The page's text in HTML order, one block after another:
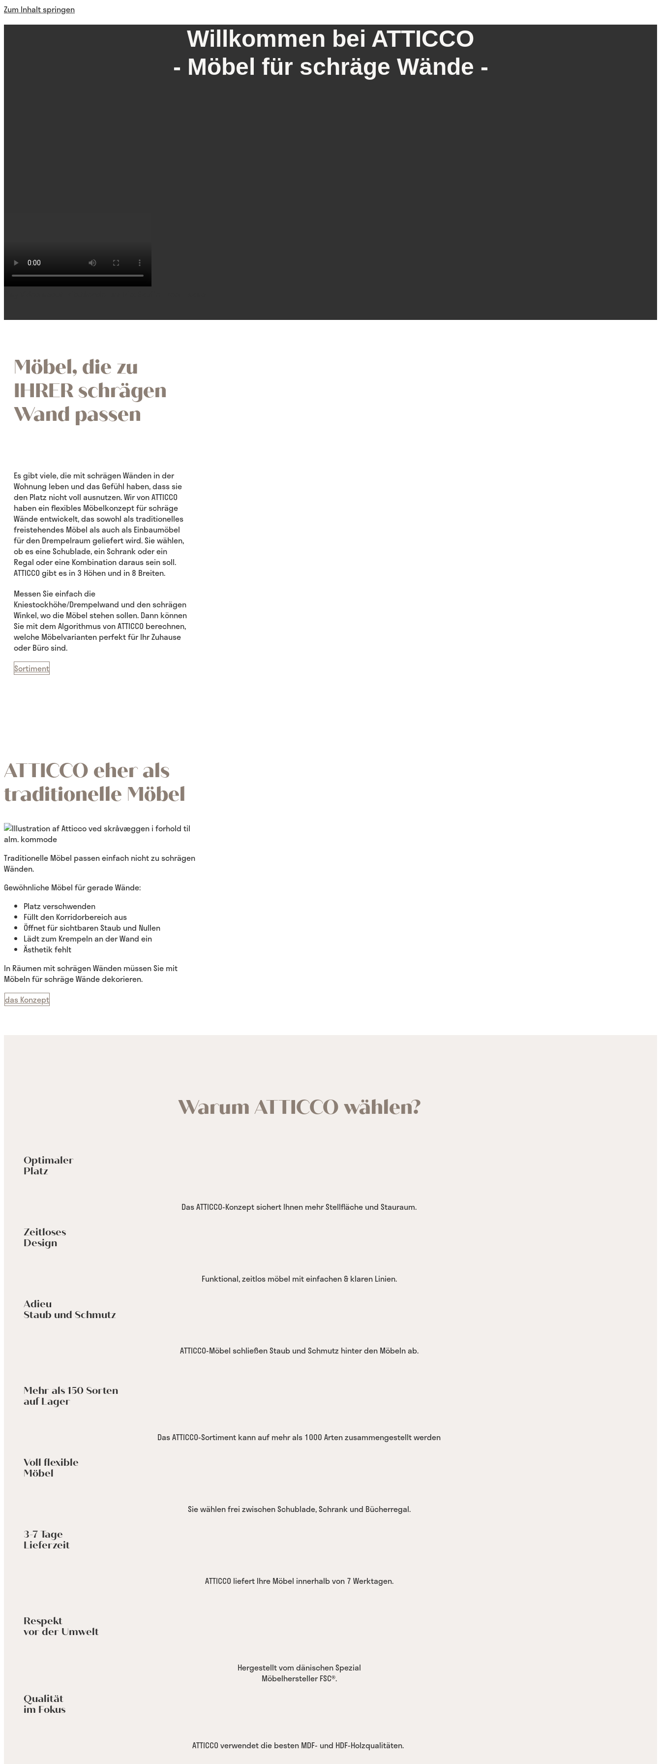
Zum Inhalt springen
Willkommen bei ATTICCO
- Möbel für schräge Wände -
Möbel, die zu
IHRER schrägen
Wand passen
Es gibt viele, die mit schrägen Wänden in der
Wohnung leben und das Gefühl haben, dass sie
den Platz nicht voll ausnutzen. Wir von ATTICCO
haben ein flexibles Möbelkonzept für schräge
Wände entwickelt, das sowohl als traditionelles
freistehendes Möbel als auch als Einbaumöbel
für den Drempelraum geliefert wird. Sie wählen,
ob es eine Schublade, ein Schrank oder ein
Regal oder eine Kombination daraus sein soll.
ATTICCO gibt es in 3 Höhen und in 8 Breiten.
Messen Sie einfach die
Kniestockhöhe/Drempelwand und den schrägen
Winkel, wo die Möbel stehen sollen. Dann können
Sie mit dem Algorithmus von ATTICCO berechnen,
welche Möbelvarianten perfekt für Ihr Zuhause
oder Büro sind.
Sortiment
ATTICCO eher als
traditionelle Möbel
Traditionelle Möbel passen einfach nicht zu schrägen
Wänden.
Gewöhnliche Möbel für gerade Wände:
Platz verschwenden
Füllt den Korridorbereich aus
Öffnet für sichtbaren Staub und Nullen
Lädt zum Krempeln an der Wand ein
Ästhetik fehlt
In Räumen mit schrägen Wänden müssen Sie mit
Möbeln für schräge Wände dekorieren.
das Konzept
Warum ATTICCO wählen?
Optimaler
Platz
Das ATTICCO-Konzept sichert Ihnen mehr Stellfläche und Stauraum.
Zeitloses
Design
Funktional, zeitlos möbel mit einfachen & klaren Linien.
Adieu
Staub und Schmutz
ATTICCO-Möbel schließen Staub und Schmutz hinter den Möbeln ab.
Mehr als 150 Sorten
auf Lager
Das ATTICCO-Sortiment kann auf mehr als 1000 Arten zusammengestellt werden
Voll flexible
Möbel
Sie wählen frei zwischen Schublade, Schrank und Bücherregal.
3-7 Tage
Lieferzeit
ATTICCO liefert Ihre Möbel innerhalb von 7 Werktagen.
Respekt
vor der Umwelt
Hergestellt vom dänischen Spezial
Möbelhersteller FSC®.
Qualität
im Fokus
ATTICCO verwendet die besten MDF- und HDF-Holzqualitäten.